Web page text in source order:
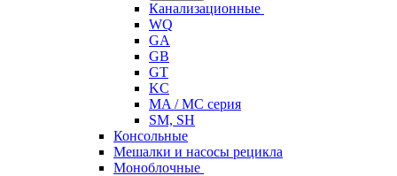
Канализационные
WQ
GA
GB
GT
KC
MA / MC серия
SM, SH
Консольные
Мешалки и насосы рецикла
Моноблочные